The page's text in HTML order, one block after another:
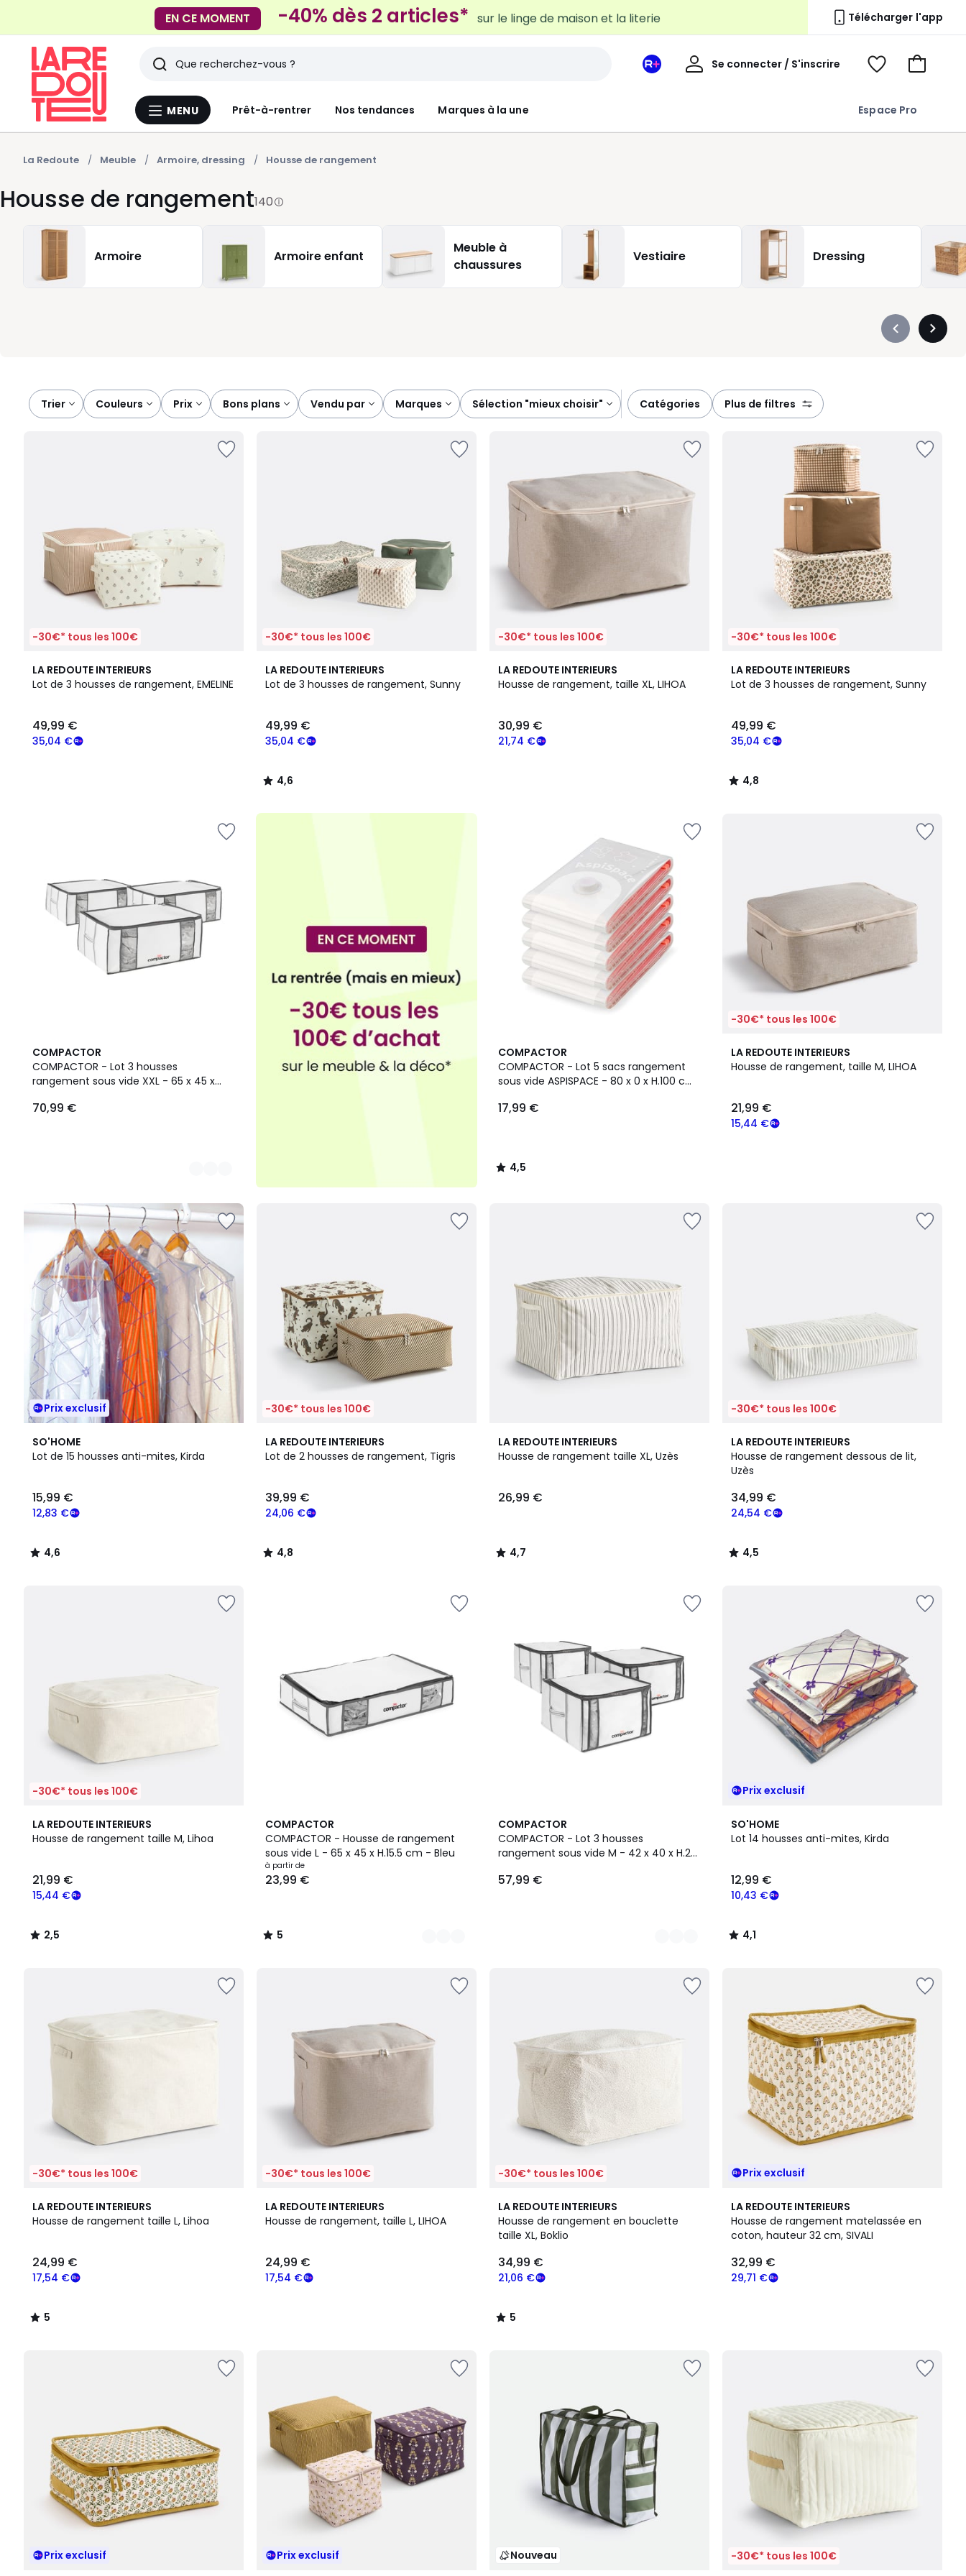
EN CE MOMENT
-40% dès 2 articles* sur le linge de maison et la literie Télécharger l'app
Menu
MENU Prêt-à-rentrer Nos tendances Marques à la une Espace Pro
Rechercher
Derniers
articles
vus
Mon
Se connecter / S'inscrire
Mon
Voir
Voir
La Redoute Meuble Armoire, dressing Housse de rangement
Housse de rangement140
Armoire Armoire enfant
Meuble à
chaussures
Vestiaire Dressing
Précédent
Trier
couleurs prix bons plans vendu par marques sélection "mieux choisir" catégories plus de filtres
-30€* tous les 100€
LA REDOUTE INTERIEURS
Lot de 3 housses de rangement, EMELINE
€
souscrivez
35,04 €
49,99 €
-30€* tous les 100€
LA REDOUTE INTERIEURS
Lot de 3 housses de rangement, Sunny
35,04 €
49,99 €
4,6
/ 5
4,6
/
-30€* tous les 100€
LA REDOUTE INTERIEURS
Housse de rangement, taille XL, LIHOA
21,74 €
30,99 €
-30€* tous les 100€
LA REDOUTE INTERIEURS
Lot de 3 housses de rangement, Sunny
35,04 €
49,99 €
4,8
/ 5
4,8
/
COMPACTOR
COMPACTOR - Lot 3 housses
rangement sous vide XXL - 65 x 45 x
70,99 €
4
Couleurs
COMPACTOR
COMPACTOR - Lot 5 sacs rangement
sous vide ASPISPACE - 80 x 0 x H.100 cm
17,99 €
4,5
/ 5
4,5
/
-30€* tous les 100€
LA REDOUTE INTERIEURS
Housse de rangement, taille M, LIHOA
15,44 €
21,99 €
Prix exclusif
SO'HOME
Lot de 15 housses anti-mites, Kirda
12,83 €
15,99 €
4,6
/ 5
4,6
/
-30€* tous les 100€
LA REDOUTE INTERIEURS
Lot de 2 housses de rangement, Tigris
24,06 €
39,99 €
4,8
/ 5
4,8
/
LA REDOUTE INTERIEURS
Housse de rangement taille XL, Uzès
26,99 €
4,7
/ 5
4,7
/
-30€* tous les 100€
LA REDOUTE INTERIEURS
Housse de rangement dessous de lit,
Uzès
24,54 €
34,99 €
4,5
/ 5
4,5
/
-30€* tous les 100€
LA REDOUTE INTERIEURS
Housse de rangement taille M, Lihoa
15,44 €
21,99 €
2,5
/ 5
2,5
/
COMPACTOR
COMPACTOR - Housse de rangement
sous vide L - 65 x 45 x H.15.5 cm - Bleu
à partir de
23,99 €
5
/
5
5
Couleurs
5
/
COMPACTOR
COMPACTOR - Lot 3 housses
rangement sous vide M - 42 x 40 x H.25
57,99 €
4
Couleurs
Prix exclusif
SO'HOME
Lot 14 housses anti-mites, Kirda
10,43 €
12,99 €
4,1
/ 5
4,1
/
-30€* tous les 100€
LA REDOUTE INTERIEURS
Housse de rangement taille L, Lihoa
17,54 €
24,99 €
5
/
5
/
-30€* tous les 100€
LA REDOUTE INTERIEURS
Housse de rangement, taille L, LIHOA
17,54 €
24,99 €
-30€* tous les 100€
LA REDOUTE INTERIEURS
Housse de rangement en bouclette
taille XL, Boklio
21,06 €
34,99 €
5
/
5
5
/
Prix exclusif
LA REDOUTE INTERIEURS
Housse de rangement matelassée en
coton, hauteur 32 cm, SIVALI
29,71 €
32,99 €
Prix exclusif Prix exclusif Nouveau -30€* tous les 100€